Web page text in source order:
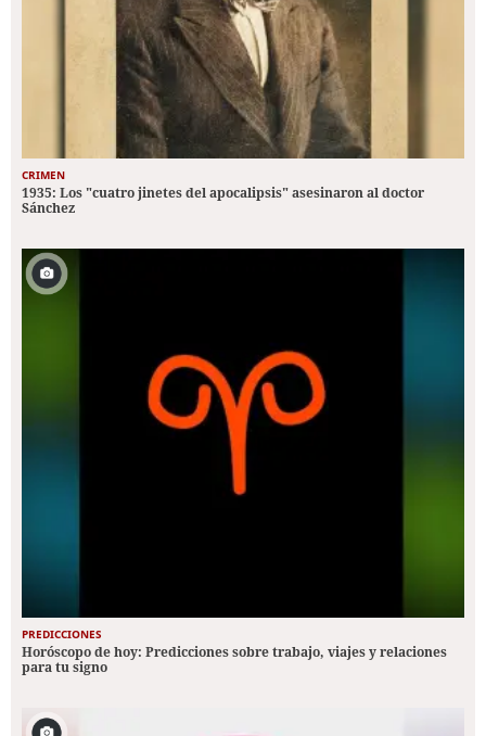
CRIMEN
1935: Los "cuatro jinetes del apocalipsis" asesinaron al doctor
Sánchez
PREDICCIONES
Horóscopo de hoy: Predicciones sobre trabajo, viajes y relaciones
para tu signo